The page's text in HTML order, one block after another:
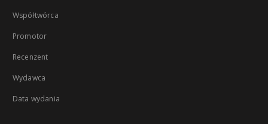
Współtwórca
Promotor
Recenzent
Wydawca
Data wydania